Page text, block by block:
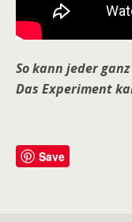
So kann jeder
Das Experiment
Save